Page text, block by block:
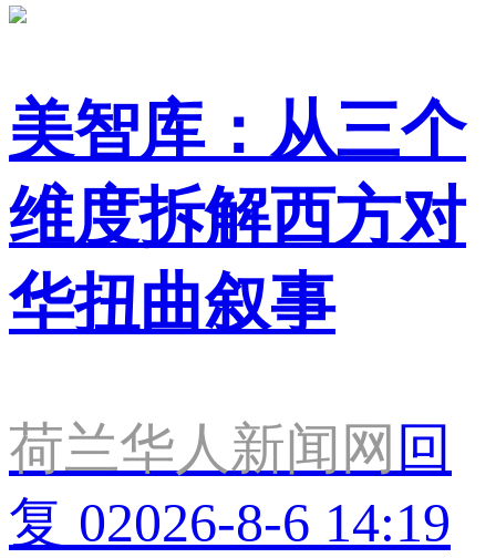
美智库：从三个
维度拆解西方对
华扭曲叙事
荷兰华人新闻网 回
复 02026-8-6 14:19